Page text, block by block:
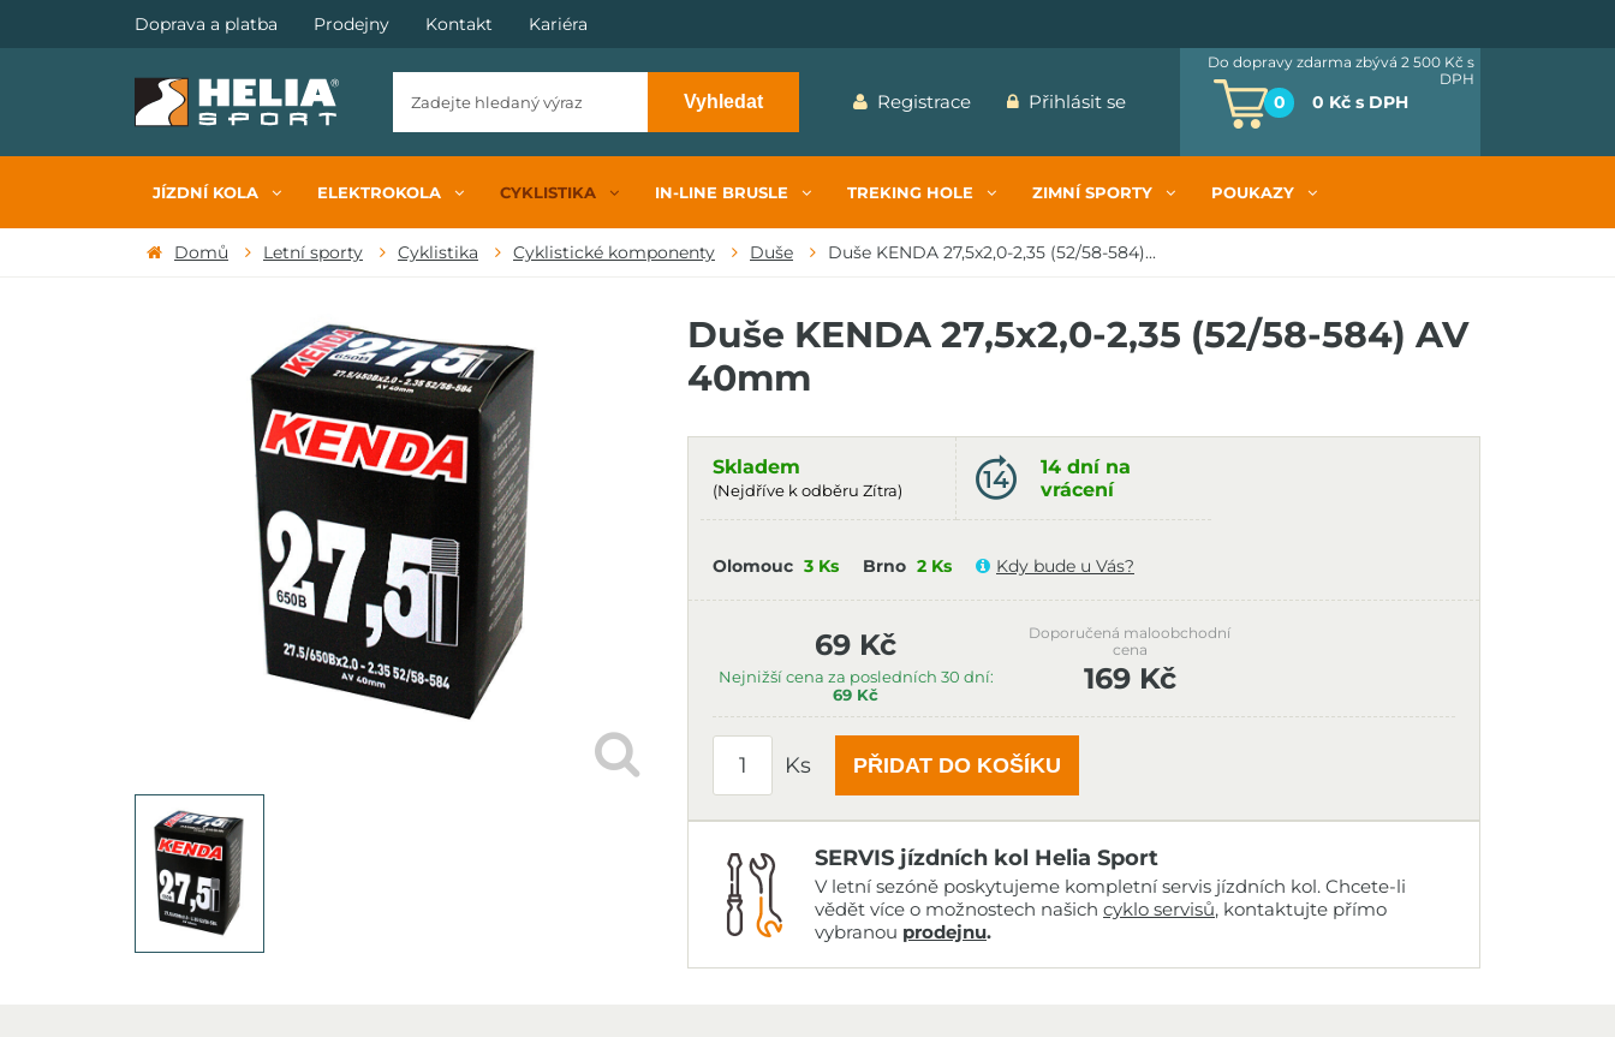
Doprava a platba Prodejny Kontakt Kariéra
Vyhledat Registrace Přihlásit se 0 0 Kč s DPH
Do dopravy zdarma zbývá 2 500 Kč s
DPH
JÍZDNÍ KOLA ELEKTROKOLA CYKLISTIKA IN-LINE BRUSLE TREKING HOLE ZIMNÍ SPORTY POUKAZY
Domů Letní sporty Cyklistika Cyklistické komponenty Duše Duše KENDA 27,5x2,0-2,35 (52/58-584)...
Duše KENDA 27,5x2,0-2,35 (52/58-584) AV
40mm
Skladem
(Nejdříve k odběru Zítra)
14 dní na
vrácení
Olomouc 3 Ks Brno 2 Ks Kdy bude u Vás?
69 Kč
Nejnižší cena za posledních 30 dní:
69 Kč
Doporučená maloobchodní
cena
169 Kč
Ks PŘIDAT DO KOŠÍKU
SERVIS jízdních kol Helia Sport
V letní sezóně poskytujeme kompletní servis jízdních kol. Chcete-li
vědět více o možnostech našich cyklo servisů, kontaktujte přímo
vybranou prodejnu.